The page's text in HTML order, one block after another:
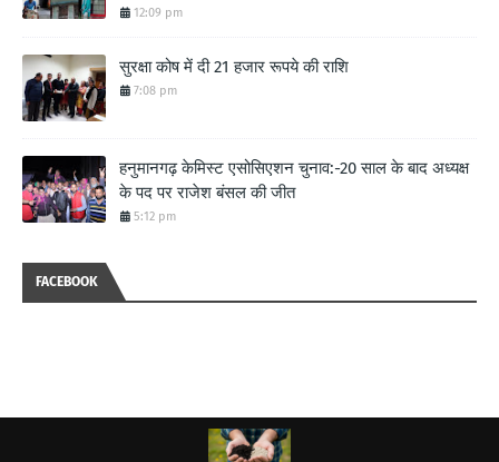
12:09 pm
सुरक्षा कोष में दी 21 हजार रूपये की राशि
7:08 pm
हनुमानगढ़ केमिस्ट एसोसिएशन चुनाव:-20 साल के बाद अध्यक्ष
के पद पर राजेश बंसल की जीत
5:12 pm
FACEBOOK